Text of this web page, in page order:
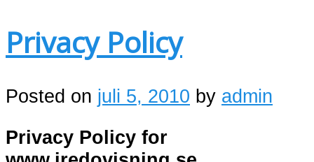
Privacy Policy
Posted on juli 5, 2010 by admin
Privacy Policy for